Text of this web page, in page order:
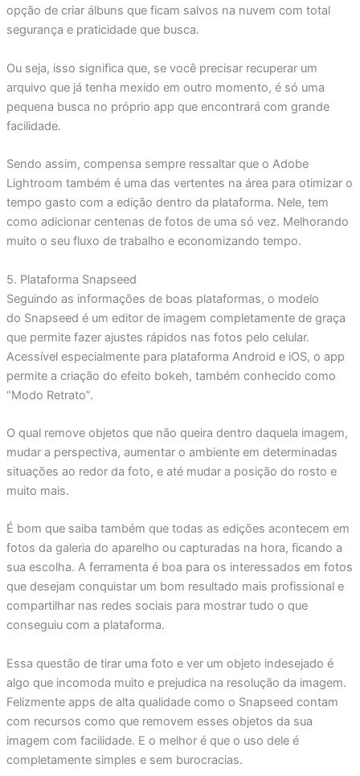
opção de criar álbuns que ficam salvos na nuvem com total
segurança e praticidade que busca.
Ou seja, isso significa que, se você precisar recuperar um
arquivo que já tenha mexido em outro momento, é só uma
pequena busca no próprio app que encontrará com grande
facilidade.
Sendo assim, compensa sempre ressaltar que o Adobe
Lightroom também é uma das vertentes na área para otimizar o
tempo gasto com a edição dentro da plataforma. Nele, tem
como adicionar centenas de fotos de uma só vez. Melhorando
muito o seu fluxo de trabalho e economizando tempo.
5. Plataforma Snapseed
Seguindo as informações de boas plataformas, o modelo
do Snapseed é um editor de imagem completamente de graça
que permite fazer ajustes rápidos nas fotos pelo celular.
Acessível especialmente para plataforma Android e iOS, o app
permite a criação do efeito bokeh, também conhecido como
“Modo Retrato”.
O qual remove objetos que não queira dentro daquela imagem,
mudar a perspectiva, aumentar o ambiente em determinadas
situações ao redor da foto, e até mudar a posição do rosto e
muito mais.
É bom que saiba também que todas as edições acontecem em
fotos da galeria do aparelho ou capturadas na hora, ficando a
sua escolha. A ferramenta é boa para os interessados em fotos
que desejam conquistar um bom resultado mais profissional e
compartilhar nas redes sociais para mostrar tudo o que
conseguiu com a plataforma.
Essa questão de tirar uma foto e ver um objeto indesejado é
algo que incomoda muito e prejudica na resolução da imagem.
Felizmente apps de alta qualidade como o Snapseed contam
com recursos como que removem esses objetos da sua
imagem com facilidade. E o melhor é que o uso dele é
completamente simples e sem burocracias.